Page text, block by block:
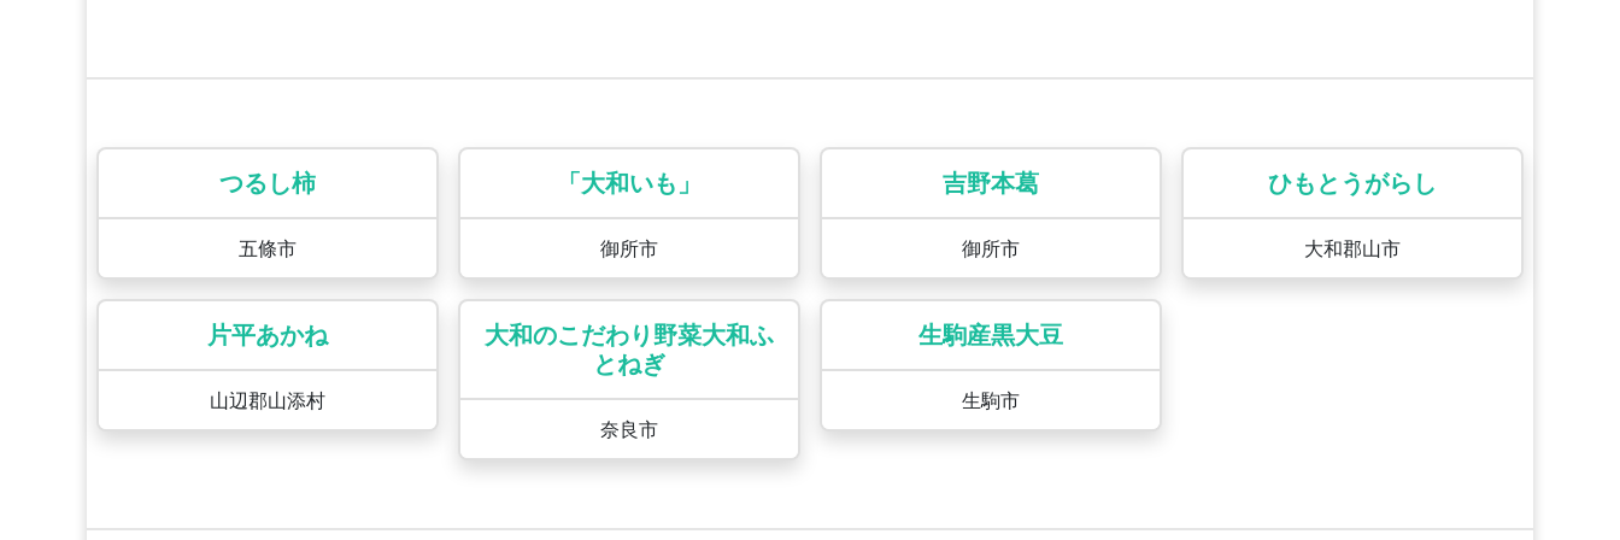
つるし柿
五條市
「大和いも」
御所市
吉野本葛
御所市
ひもとうがらし
大和郡山市
片平あかね
山辺郡山添村
大和のこだわり野菜大和ふ
とねぎ
奈良市
生駒産黒大豆
生駒市